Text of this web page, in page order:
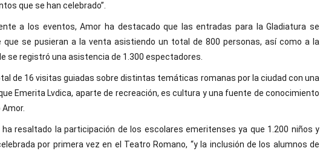
que se han celebrado”.
a los eventos, Amor ha destacado que las entradas para la Gladiatura se
se pusieran a la venta asistiendo un total de 800 personas, así como a la
se registró una asistencia de 1.300 espectadores.
de 16 visitas guiadas sobre distintas temáticas romanas por la ciudad con una
Emerita Lvdica, aparte de recreación, es cultura y una fuente de conocimiento
resaltado la participación de los escolares emeritenses ya que 1.200 niños y
por primera vez en el Teatro Romano, “y la inclusión de los alumnos de